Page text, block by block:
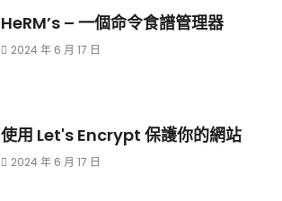
HeRM’s – 一個命令食譜管理器
2024 年 6 月 17 日
使用 Let's Encrypt 保護你的網站
2024 年 6 月 17 日